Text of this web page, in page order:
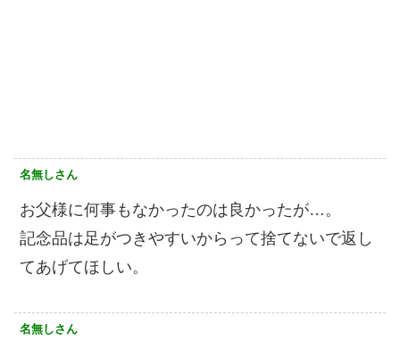
名無しさん
お父様に何事もなかったのは良かったが…。
記念品は足がつきやすいからって捨てないで返し
てあげてほしい。
名無しさん